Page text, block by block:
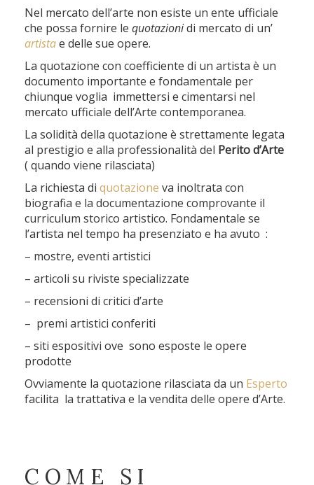
Nel mercato dell’arte non esiste un ente ufficiale
che possa fornire le quotazionidi mercato di un’
artistae delle sue opere.
La quotazione con coefficiente di un artista è un
documento importante e fondamentale per
chiunque voglia immettersi e cimentarsi nel
mercato ufficiale dell’Arte contemporanea.
La solidità della quotazione è strettamente legata
al prestigio e alla professionalità del Perito d’Arte
( quando viene rilasciata)
La richiesta di quotazione va inoltrata con
biografia e la documentazione comprovante il
curriculum storico artistico. Fondamentale se
l’artista nel tempo ha presenziato e ha avuto :
– mostre, eventi artistici
– articoli su riviste specializzate
– recensioni di critici d’arte
– premi artistici conferiti
– siti espositivi ove sono esposte le opere
prodotte
Ovviamente la quotazione rilasciata da un Esperto
facilita la trattativa e la vendita delle opere d’Arte.
COME SI